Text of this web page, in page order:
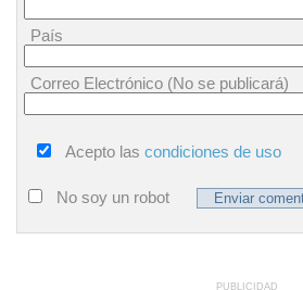
País
Correo Electrónico (No se publicará)
Acepto las condiciones de uso
No soy un robot
PUBLICIDAD